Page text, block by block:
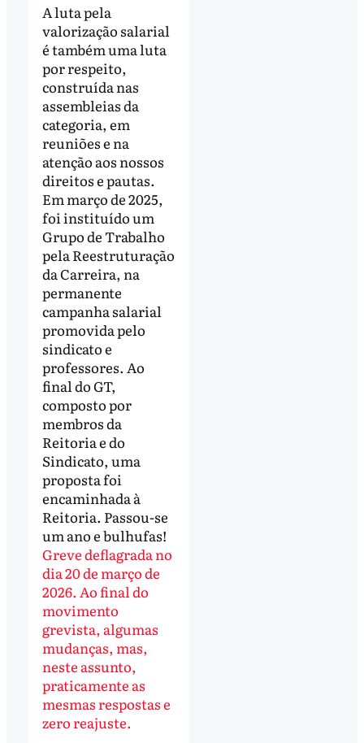
A luta pela
valorização salarial
é também uma luta
por respeito,
construída nas
assembleias da
categoria, em
reuniões e na
atenção aos nossos
direitos e pautas.
Em março de 2025,
foi instituído um
Grupo de Trabalho
pela Reestruturação
da Carreira, na
permanente
campanha salarial
promovida pelo
sindicato e
professores. Ao
final do GT,
composto por
membros da
Reitoria e do
Sindicato, uma
proposta foi
encaminhada à
Reitoria. Passou-se
um ano e bulhufas!
Greve deflagrada no
dia 20 de março de
2026. Ao final do
movimento
grevista, algumas
mudanças, mas,
neste assunto,
praticamente as
mesmas respostas e
zero reajuste.